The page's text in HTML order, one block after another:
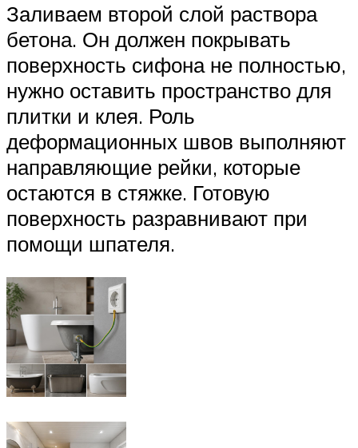
Заливаем второй слой раствора
бетона. Он должен покрывать
поверхность сифона не полностью,
нужно оставить пространство для
плитки и клея. Роль
деформационных швов выполняют
направляющие рейки, которые
остаются в стяжке. Готовую
поверхность разравнивают при
помощи шпателя.